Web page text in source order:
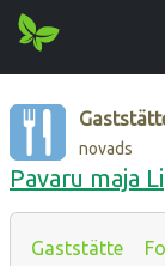
novads
Pavaru maja
Gaststätte